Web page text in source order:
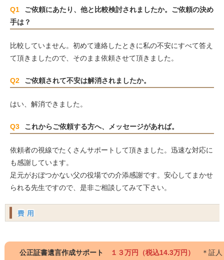
Q1
ご依頼にあたり、他と比較検討されましたか。ご依頼の決め
手は？
比較していません。初めて連絡したときに私の不安にすべて答え
て頂きましたので、そのまま依頼させて頂きました。
Q2 ご依頼されて不安は解消されましたか。
はい、解消できました。
Q3 これからご依頼する方へ、メッセージがあれば。
依頼者の視線でたくさんサポートして頂きました。迅速な対応に
も感謝しています。
足元がおぼつかない父の役場での介添感謝です。安心してまかせ
られる先生ですので、是非ご相談してみて下さい。
公正証書遺言作成サポート １３万円（税込14.3万円）
＊証人